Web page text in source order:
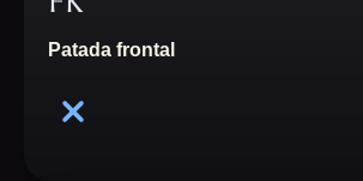
Patada frontal